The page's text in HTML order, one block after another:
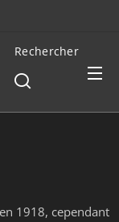
Rechercher
1918, cependant